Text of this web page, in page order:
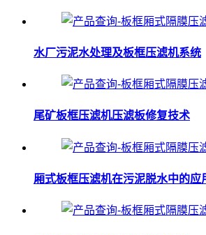
水厂污泥水处理及板框压滤机系统
尾矿板框压滤机压滤板修复技术
厢式板框压滤机在污泥脱水中的应